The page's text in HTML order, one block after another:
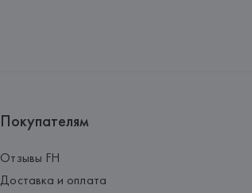
Покупателям
Отзывы FH
Доставка и оплата